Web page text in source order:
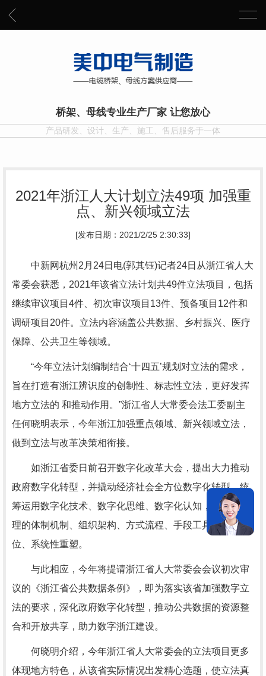
桥架、母线专业生产厂家 让您放心
产品研发、设计、生产、施工、售后服务于一体
2021年浙江人大计划立法49项 加强重
点、新兴领域立法
[发布日期：2021/2/25 2:30:33]
中新网杭州2月24日电(郭其钰)记者24日从浙江省人大
常委会获悉，2021年该省立法计划共49件立法项目，包括
继续审议项目4件、初次审议项目13件、预备项目12件和
调研项目20件。立法内容涵盖公共数据、乡村振兴、医疗
保障、公共卫生等领域。
“今年立法计划编制结合‘十四五’规划对立法的需求，
旨在打造有浙江辨识度的创制性、标志性立法，更好发挥
地方立法的 和推动作用。”浙江省人大常委会法工委副主
任何晓明表示，今年浙江加强重点领域、新兴领域立法，
做到立法与改革决策相衔接。
如浙江省委日前召开数字化改革大会，提出大力推动
政府数字化转型，并撬动经济社会全方位数字化转型。统
筹运用数字化技术、数字化思维、数字化认知，对省域治
理的体制机制、组织架构、方式流程、手段工具进行全方
位、系统性重塑。
与此相应，今年将提请浙江省人大常委会会议初次审
议的《浙江省公共数据条例》，即为落实该省加强数字立
法的要求，深化政府数字化转型，推动公共数据的资源整
合和开放共享，助力数字浙江建设。
何晓明介绍，今年浙江省人大常委会的立法项目更多
体现地方特色，从该省实际情况出发精心选题，使立法真